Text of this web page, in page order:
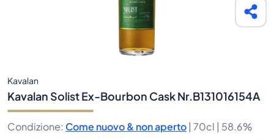
Kavalan
Kavalan Solist Ex-Bourbon Cask Nr.B131016154A
Condizione: Come nuovo & non aperto | 70cl | 58.6%